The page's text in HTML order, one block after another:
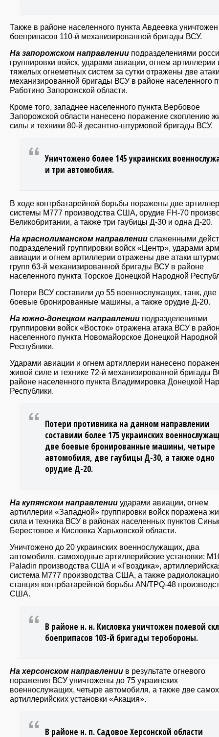
Также в районе населенного пункта Авдеевка
боеприпасов 110-й механизированной бригады ВСУ.
На запорожском направлении подразделениями
группировки войск, ударами авиации, огнем артиллерии
тяжелых огнеметных систем за сутки отражены две
механизированной бригады ВСУ в районе населенного
Работино Запорожской области.
Кроме того, западнее населенного пункта Вербовое
Запорожской области нанесено поражение скоплению
силы и техники 80-й десантно-штурмовой бригады ВСУ.
Уничтожено более 145 украинских
и три автомобиля.
В ходе контрбатарейной борьбы поражены две
системы М777 производства США, орудие FH-70
Великобритании, а также три гаубицы Д-30 и одна Д-20.
На краснолиманском направлении слаженными
подразделений группировки войск «Центр», ударами
авиации и огнем артиллерии отражены две атаки
групп 63-й механизированной бригады ВСУ в районе
населенного пункта Торское Донецкой Народной
Потери ВСУ составили до 55 военнослужащих, танк, две
боевые бронированные машины, а также орудие Д-20.
На южно-донецком направлении подразделениями
группировки войск «Восток» отражена атака ВСУ в
населенного пункта Новомайорское Донецкой Народной
Республики.
Ударами авиации и огнем артиллерии нанесено
живой силе и технике 72-й механизированной бригады
районе населенного пункта Владимировка Донецкой
Республики.
Потери противника на данном направлении
составили более 175 украинских
две боевые бронированные машины, четыре
автомобиля, две гаубицы Д-30, а также одно
орудие Д-20.
На купянском направлении ударами авиации, огнем
артиллерии «Западной» группировки войск поражена
сила и техника ВСУ в районах населенных пунктов
Берестовое и Кисловка Харьковской области.
Уничтожено до 20 украинских военнослужащих, два
автомобиля, самоходные артиллерийские установки:
Paladin производства США и «Гвоздика»,
система М777 производства США, а также
станция контрбатарейной борьбы AN/TPQ-48
США.
В районе н. н. Кисловка уничтожен полевой
боеприпасов 103-й бригады теробороны.
На херсонском направлении в результате огневого
поражения ВСУ уничтожены до 75 украинских
военнослужащих, четыре автомобиля, а также две
артиллерийских установки «Акация».
В районе н. п. Садовое Херсонской области